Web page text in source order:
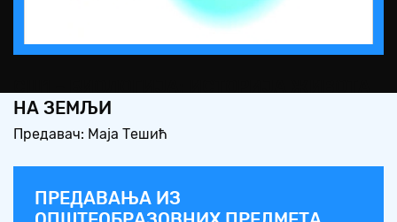
Video
НА ЗЕМЉИ
Предавач: Маја Тешић
ПРЕДАВАЊА ИЗ